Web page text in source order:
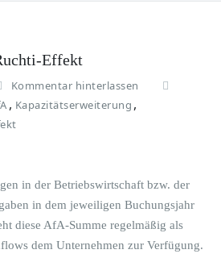
Effekt
Kommentar hinterlassen
, Kapazitätserweiterung ,
in der Betriebswirtschaft bzw. der
in dem jeweiligen Buchungsjahr
diese AfA-Summe regelmäßig als
dem Unternehmen zur Verfügung.